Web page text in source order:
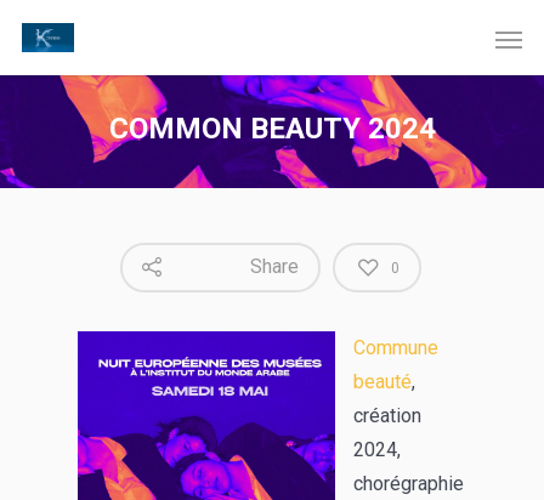
COMMON BEAUTY 2024
Share 0
Commune
beauté,
création
2024,
chorégraphie